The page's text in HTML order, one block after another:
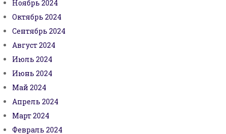
Ноябрь 2024
Октябрь 2024
Сентябрь 2024
Август 2024
Июль 2024
Июнь 2024
Май 2024
Апрель 2024
Март 2024
Февраль 2024